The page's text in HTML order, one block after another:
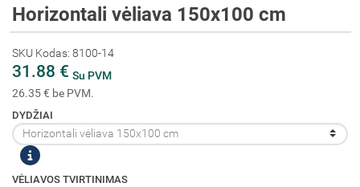
Horizontali vėliava 150x100 cm
SKU Kodas: 8100-14
31.88 € Su PVM
26.35 € be PVM.
DYDŽIAI
VĖLIAVOS TVIRTINIMAS